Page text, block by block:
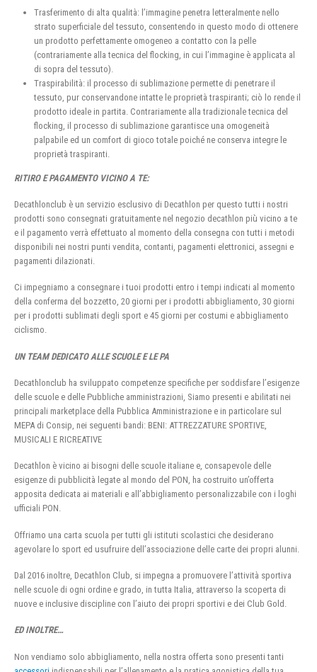
Trasferimento di alta qualità: l’immagine penetra letteralmente nello
strato superficiale del tessuto, consentendo in questo modo di ottenere
un prodotto perfettamente omogeneo a contatto con la pelle
(contrariamente alla tecnica del flocking, in cui l’immagine è applicata al
di sopra del tessuto).
Traspirabilità: il processo di sublimazione permette di penetrare il
tessuto, pur conservandone intatte le proprietà traspiranti; ciò lo rende il
prodotto ideale in partita. Contrariamente alla tradizionale tecnica del
flocking, il processo di sublimazione garantisce una omogeneità
palpabile ed un comfort di gioco totale poiché ne conserva integre le
proprietà traspiranti.
RITIRO E PAGAMENTO VICINO A TE:
Decathlonclub è un servizio esclusivo di Decathlon per questo tutti i nostri
prodotti sono consegnati gratuitamente nel negozio decathlon più vicino a te
e il pagamento verrà effettuato al momento della consegna con tutti i metodi
disponibili nei nostri punti vendita, contanti, pagamenti elettronici, assegni e
pagamenti dilazionati.
Ci impegniamo a consegnare i tuoi prodotti entro i tempi indicati al momento
della conferma del bozzetto, 20 giorni per i prodotti abbigliamento, 30 giorni
per i prodotti sublimati degli sport e 45 giorni per costumi e abbigliamento
ciclismo.
UN TEAM DEDICATO ALLE SCUOLE E LE PA
Decathlonclub ha sviluppato competenze specifiche per soddisfare l’esigenze
delle scuole e delle Pubbliche amministrazioni, Siamo presenti e abilitati nei
principali marketplace della Pubblica Amministrazione e in particolare sul
MEPA di Consip, nei seguenti bandi: BENI: ATTREZZATURE SPORTIVE,
MUSICALI E RICREATIVE
Decathlon è vicino ai bisogni delle scuole italiane e, consapevole delle
esigenze di pubblicità legate al mondo del PON, ha costruito un’offerta
apposita dedicata ai materiali e all’abbigliamento personalizzabile con i loghi
ufficiali PON.
Offriamo una carta scuola per tutti gli istituti scolastici che desiderano
agevolare lo sport ed usufruire dell’associazione delle carte dei propri alunni.
Dal 2016 inoltre, Decathlon Club, si impegna a promuovere l’attività sportiva
nelle scuole di ogni ordine e grado, in tutta Italia, attraverso la scoperta di
nuove e inclusive discipline con l’aiuto dei propri sportivi e dei Club Gold.
ED INOLTRE…
Non vendiamo solo abbigliamento, nella nostra offerta sono presenti tanti